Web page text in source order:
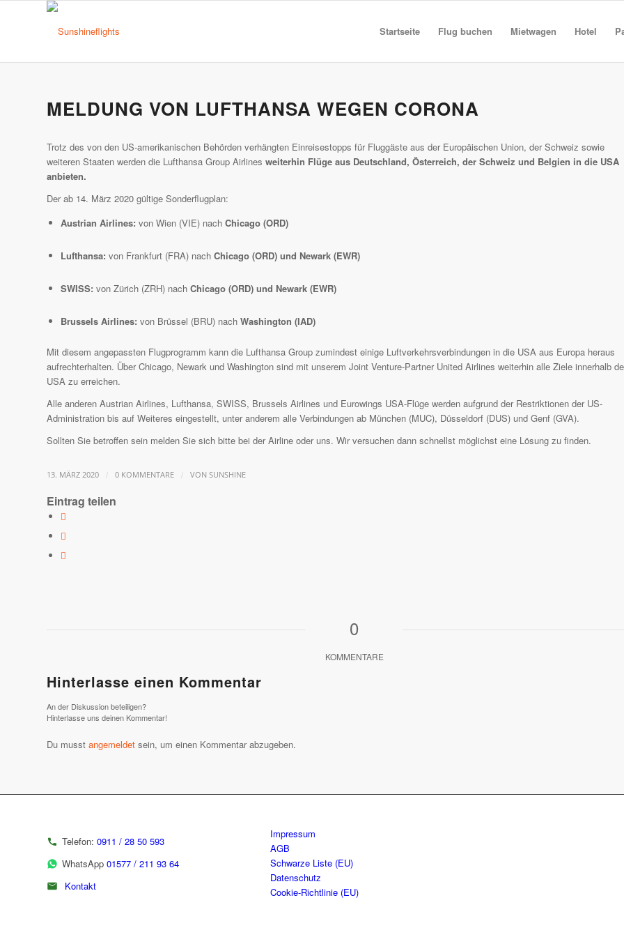
Startseite Flug buchen Mietwagen Hotel
MELDUNG VON LUFTHANSA WEGEN CORONA
Trotz des von den US-amerikanischen Behörden verhängten Einreisestopps für Fluggäste aus der Europäischen Union, der Schweiz sowie
weiteren Staaten werden die Lufthansa Group Airlines weiterhin Flüge aus Deutschland, Österreich, der Schweiz und Belgien in die USA
anbieten.
Der ab 14. März 2020 gültige Sonderflugplan:
Austrian Airlines: von Wien (VIE) nach Chicago (ORD)
Lufthansa: von Frankfurt (FRA) nach Chicago (ORD) und Newark (EWR)
SWISS: von Zürich (ZRH) nach Chicago (ORD) und Newark (EWR)
Brussels Airlines: von Brüssel (BRU) nach Washington (IAD)
Mit diesem angepassten Flugprogramm kann die Lufthansa Group zumindest einige Luftverkehrsverbindungen in die USA aus Europa heraus
aufrechterhalten. Über Chicago, Newark und Washington sind mit unserem Joint Venture-Partner United Airlines weiterhin alle Ziele innerhalb
USA zu erreichen.
Alle anderen Austrian Airlines, Lufthansa, SWISS, Brussels Airlines und Eurowings USA-Flüge werden aufgrund der Restriktionen der US-
Administration bis auf Weiteres eingestellt, unter anderem alle Verbindungen ab München (MUC), Düsseldorf (DUS) und Genf (GVA).
Sollten Sie betroffen sein melden Sie sich bitte bei der Airline oder uns. Wir versuchen dann schnellst möglichst eine Lösung zu finden.
13. MÄRZ 2020 / 0 KOMMENTARE / VON SUNSHINE
Eintrag teilen
0
KOMMENTARE
Hinterlasse einen Kommentar
An der Diskussion beteiligen?
Hinterlasse uns deinen Kommentar!
Du musst angemeldet sein, um einen Kommentar abzugeben.
Telefon: 0911 / 28 50 593
WhatsApp 01577 / 211 93 64
Kontakt
Impressum
AGB
Schwarze Liste (EU)
Datenschutz
Cookie-Richtlinie (EU)